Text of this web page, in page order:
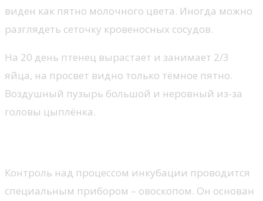
виден как пятно молочного цвета. Иногда можно
разглядеть сеточку кровеносных сосудов.
На 20 день птенец вырастает и занимает 2/3
яйца, на просвет видно только тёмное пятно.
Воздушный пузырь большой и неровный из-за
головы цыплёнка.
Контроль над процессом инкубации проводится
специальным прибором – овоскопом. Он основан